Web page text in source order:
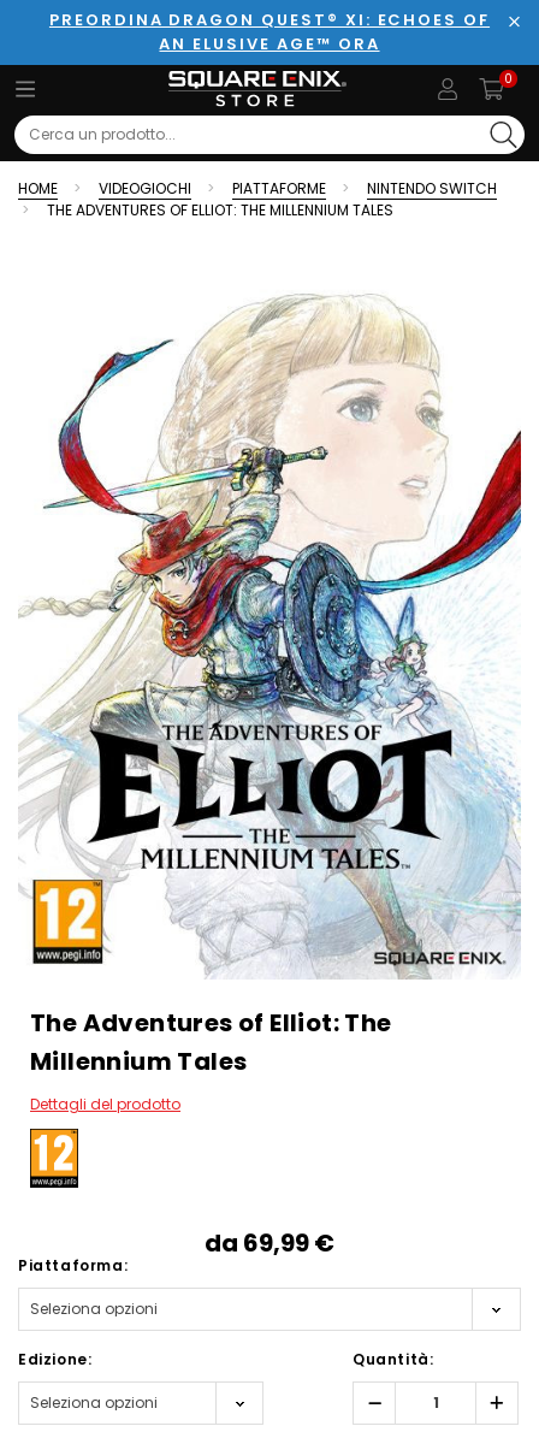
PREORDINA DRAGON QUEST® XI: ECHOES OF
AN ELUSIVE AGE™ ORA
0
Search
HOME VIDEOGIOCHI PIATTAFORME
NINTENDO SWITCH
THE ADVENTURES OF ELLIOT: THE MILLENNIUM TALES
The Adventures of Elliot: The
Millennium Tales
Dettagli del prodotto
da 69,99‎ ‎€
Piattaforma:
Edizione: Quantità:
Diminuisci
quantità: